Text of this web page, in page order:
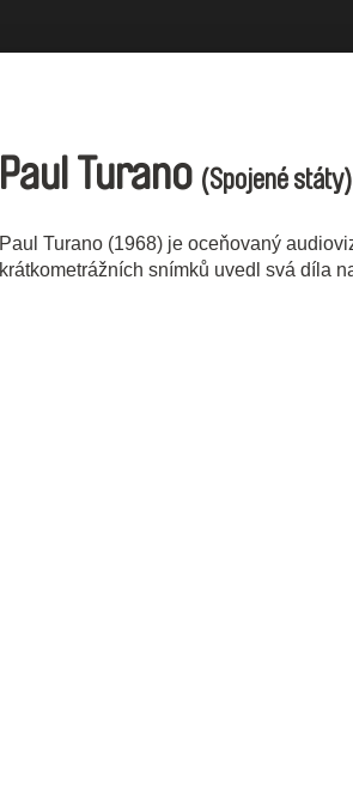
Paul Turano (Spojené státy)
Paul Turano (1968) je oceňovaný
krátkometrážních snímků uvedl svá díla